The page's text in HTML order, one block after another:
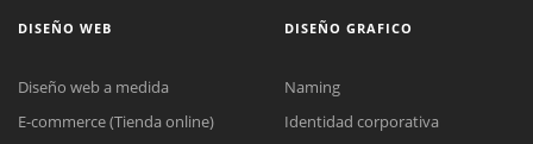
DISEÑO WEB
Diseño web a medida
E-commerce (Tienda online)
DISEÑO GRAFICO
Naming
Identidad corporativa